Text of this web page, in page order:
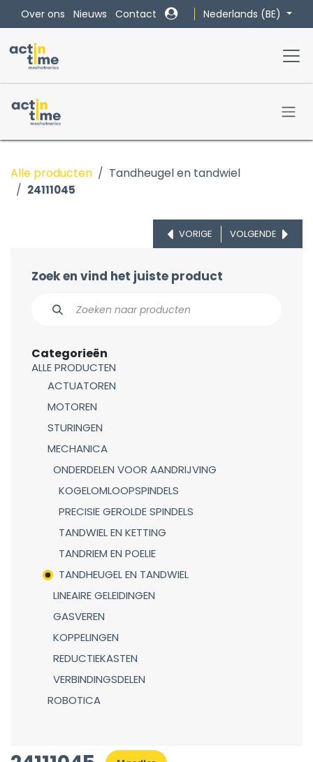
Overslaan naar inhoud
Over ons Nieuws Contact Nederlands (BE)
Alle producten Tandheugel en tandwiel
24111045
VORIGE VOLGENDE
Zoek en vind het juiste product
Categorieën
ALLE PRODUCTEN
ACTUATOREN
MOTOREN
STURINGEN
MECHANICA
ONDERDELEN VOOR AANDRIJVING
KOGELOMLOOPSPINDELS
PRECISIE GEROLDE SPINDELS
TANDWIEL EN KETTING
TANDRIEM EN POELIE
TANDHEUGEL EN TANDWIEL
LINEAIRE GELEIDINGEN
GASVEREN
KOPPELINGEN
REDUCTIEKASTEN
VERBINDINGSDELEN
ROBOTICA